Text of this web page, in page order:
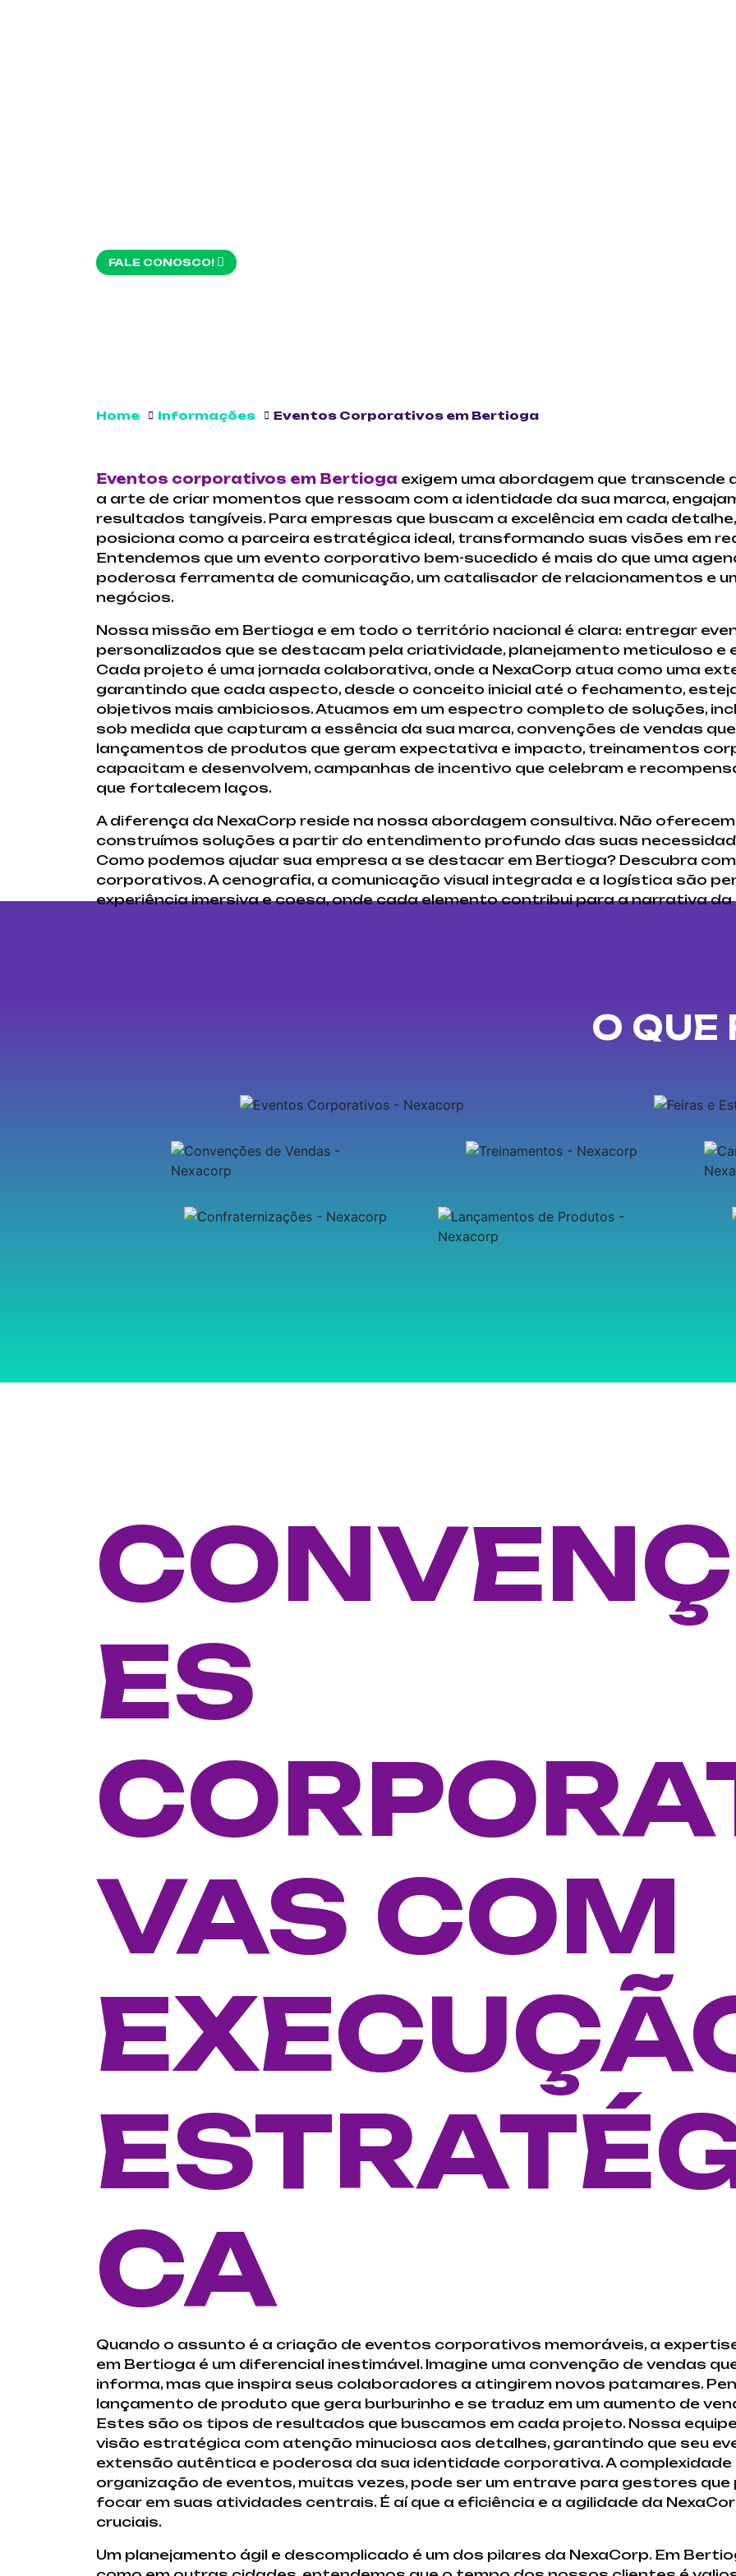
FALE CONOSCO!
Home Informações Eventos Corporativos em Bertioga
Eventos corporativos em Bertioga exigem uma abordagem que transcende
a arte de criar momentos que ressoam com a identidade da sua marca,
resultados tangíveis. Para empresas que buscam a excelência em cada
posiciona como a parceira estratégica ideal, transformando suas visões em
Entendemos que um evento corporativo bem-sucedido é mais do que uma
poderosa ferramenta de comunicação, um catalisador de relacionamentos e
negócios.
Nossa missão em Bertioga e em todo o território nacional é clara: entregar
personalizados que se destacam pela criatividade, planejamento meticuloso e
Cada projeto é uma jornada colaborativa, onde a NexaCorp atua como uma
garantindo que cada aspecto, desde o conceito inicial até o fechamento,
objetivos mais ambiciosos. Atuamos em um espectro completo de soluções,
sob medida que capturam a essência da sua marca, convenções de vendas
lançamentos de produtos que geram expectativa e impacto, treinamentos
capacitam e desenvolvem, campanhas de incentivo que celebram e
que fortalecem laços.
A diferença da NexaCorp reside na nossa abordagem consultiva. Não
construímos soluções a partir do entendimento profundo das suas
Como podemos ajudar sua empresa a se destacar em Bertioga? Descubra
corporativos. A cenografia, a comunicação visual integrada e a logística são
experiência imersiva e coesa, onde cada elemento contribui para a narrativa da
O QUE
ES
VAS COM
CA
Quando o assunto é a criação de eventos corporativos memoráveis, a
em Bertioga é um diferencial inestimável. Imagine uma convenção de vendas
informa, mas que inspira seus colaboradores a atingirem novos patamares.
lançamento de produto que gera burburinho e se traduz em um aumento de
Estes são os tipos de resultados que buscamos em cada projeto. Nossa
visão estratégica com atenção minuciosa aos detalhes, garantindo que seu
extensão autêntica e poderosa da sua identidade corporativa. A complexidade
organização de eventos, muitas vezes, pode ser um entrave para gestores que
focar em suas atividades centrais. É aí que a eficiência e a agilidade da
cruciais.
Um planejamento ágil e descomplicado é um dos pilares da NexaCorp. Em